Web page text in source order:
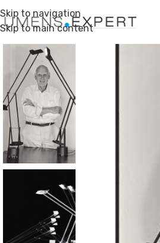
Skip to navigation
Skip to main content